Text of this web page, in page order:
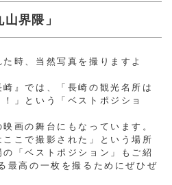
山界隈」
時、当然写真を撮りますよ
崎』では、「長崎の観光名所は
」という「ベストポジショ
画の舞台にもなっています。
ここで撮影された」という場所
「ベストポジション」もご紹
最高の一枚を撮るためにぜひぜ